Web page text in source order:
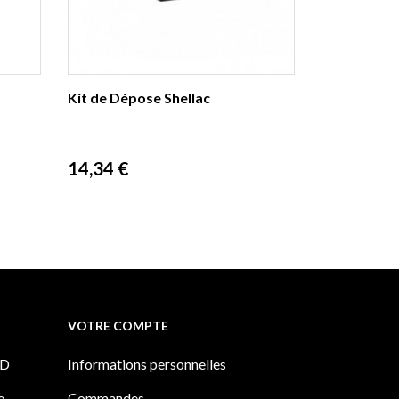
Kit de Dépose Shellac
Prix
14,34 €
VOTRE COMPTE
Informations personnelles